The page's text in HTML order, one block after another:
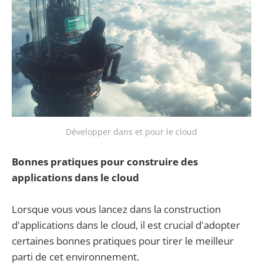
Développer dans et pour le cloud
Bonnes pratiques pour construire des
applications dans le cloud
Lorsque vous vous lancez dans la construction
d'applications dans le cloud, il est crucial d'adopter
certaines bonnes pratiques pour tirer le meilleur
parti de cet environnement.